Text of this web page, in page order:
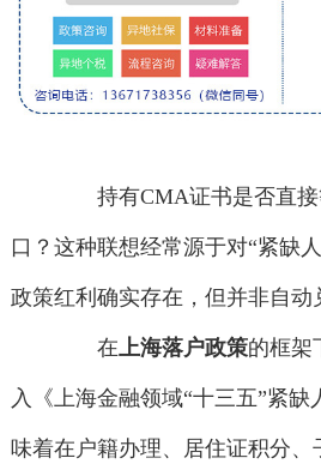
持有CMA证书是否直接
口？这种联想经常源于对“紧缺
政策红利确实存在，但并非自动
在上海落户政策的框架
入《上海金融领域“十三五”紧
味着在户籍办理、居住证积分